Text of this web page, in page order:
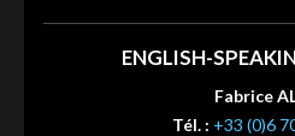
ENGLISH-
Fabrice
Tél. : +33 (0)6